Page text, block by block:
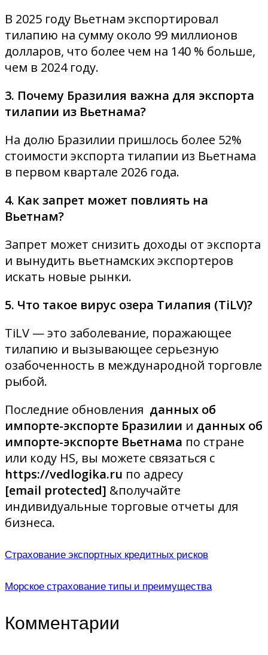
В 2025 году Вьетнам экспортировал
тилапию на сумму около 99 миллионов
долларов, что более чем на 140 % больше,
чем в 2024 году.
3. Почему Бразилия важна для экспорта
тилапии из Вьетнама?
На долю Бразилии пришлось более 52%
стоимости экспорта тилапии из Вьетнама
в первом квартале 2026 года.
4. Как запрет может повлиять на
Вьетнам?
Запрет может снизить доходы от экспорта
и вынудить вьетнамских экспортеров
искать новые рынки.
5. Что такое вирус озера Тилапия (TiLV)?
TiLV — это заболевание, поражающее
тилапию и вызывающее серьезную
озабоченность в международной торговле
рыбой.
Последние обновления данных об
импорте-экспорте Бразилии и данных об
импорте-экспорте Вьетнама по стране
или коду HS, вы можете связаться с
https://vedlogika.ru по адресу
[email protected] &получайте
индивидуальные торговые отчеты для
бизнеса.
Страхование экспортных кредитных рисков
Морское страхование типы и преимущества
Комментарии